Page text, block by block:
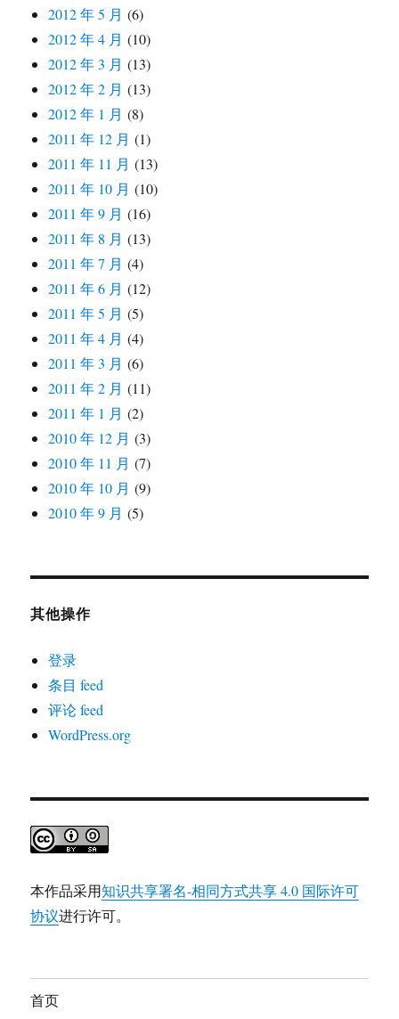
2012 年 5 月 (6)
2012 年 4 月 (10)
2012 年 3 月 (13)
2012 年 2 月 (13)
2012 年 1 月 (8)
2011 年 12 月 (1)
2011 年 11 月 (13)
2011 年 10 月 (10)
2011 年 9 月 (16)
2011 年 8 月 (13)
2011 年 7 月 (4)
2011 年 6 月 (12)
2011 年 5 月 (5)
2011 年 4 月 (4)
2011 年 3 月 (6)
2011 年 2 月 (11)
2011 年 1 月 (2)
2010 年 12 月 (3)
2010 年 11 月 (7)
2010 年 10 月 (9)
2010 年 9 月 (5)
其他操作
登录
条目 feed
评论 feed
WordPress.org
本作品采用知识共享署名-相同方式共享 4.0 国际许可
协议进行许可。
首页